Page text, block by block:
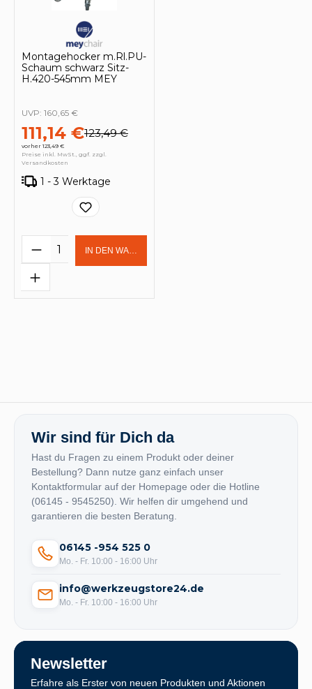
Montagehocker m.Rl.PU-
Schaum schwarz Sitz-
H.420-545mm MEY
111,14 €123,49 €
vorher 123,49 €
UVP: 160,65 €
Preise inkl. MwSt., ggf. zzgl.
Versandkosten
1 - 3 Werktage
Produkt Anzahl: Gib den
IN DEN WARENKORB
Wir sind für Dich da
Hast du Fragen zu einem Produkt oder deiner
Bestellung? Dann nutze ganz einfach unser
Kontaktformular auf der Homepage oder die Hotline
(06145 - 9545250). Wir helfen dir umgehend und
garantieren die besten Beratung.
06145 -954 525 0
Mo. - Fr. 10:00 - 16:00 Uhr
info@werkzeugstore24.de
Mo. - Fr. 10:00 - 16:00 Uhr
Newsletter
Erfahre als Erster von neuen Produkten und Aktionen